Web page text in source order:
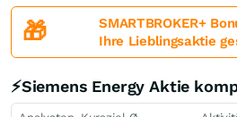
🎁
SMARTBROKER+
Ihre Lieblingsaktie
⚡Siemens Energy Aktie